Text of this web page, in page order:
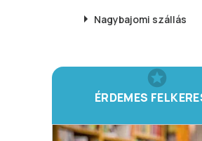
Nagybajomi szállás
ÉRDEMES